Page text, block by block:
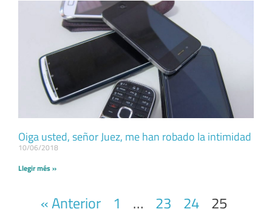
Oiga usted, señor Juez, me han robado la intimidad
10/06/2018
Llegir més »
« Anterior 1 … 23 24 25